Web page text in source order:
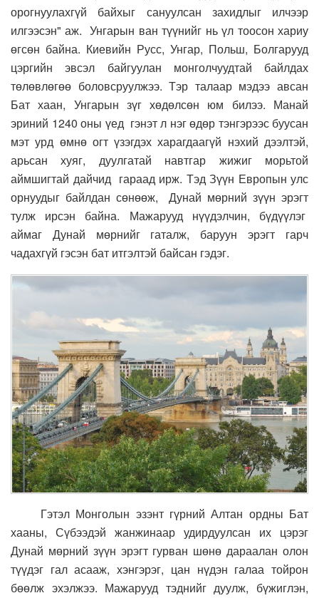
орогнуулахгүй байхыг сануулсан захидлыг илчээр
илгээсэн" аж. Унгарын ван түүнийг нь үл тоосон хариу
өгсөн байна. Киевийн Русс, Унгар, Польш, Болгарууд
цэргийн эвсэл байгуулан монголчуудтай байлдах
төлөвлөгөө боловсруулжээ. Тэр талаар мэдээ авсан
Бат хаан, Унгарын зүг хөдөлсөн юм билээ. Манай
эриний 1240 оны үед гэнэт л нэг өдөр тэнгэрээс буусан
мэт урд өмнө огт үзэгдэх харагдаагүй нэхий дээлтэй,
арьсан хуяг, дуулгатай навтгар жижиг морьтой
аймшигтай дайчид гараад ирж. Тэд Зүүн Европын улс
орнуудыг байлдан сөнөөж, Дунай мөрний зүүн эрэгт
тулж ирсэн байна. Мажарууд нүүдэлчин, бүдүүлэг
аймаг Дунай мөрнийг гаталж, баруун эрэгт гарч
чадахгүй гэсэн бат итгэлтэй байсан гэдэг.
Гэтэл Монголын эзэнт гүрний Алтан ордны Бат
хааны, Сүбээдэй жанжинаар удирдуулсан их цэрэг
Дунай мөрний зүүн эрэгт гурван шөнө дараалан олон
түүдэг гал асааж, хэнгэрэг, цан нүдэн галаа тойрон
бөөлж эхэлжээ. Мажарууд тэднийг дуулж, бүжиглэн,